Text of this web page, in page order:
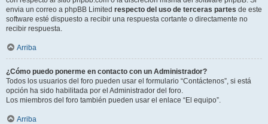
envia un correo a phpBB Limited respecto del uso de terceras partes de este
software esté dispuesto a recibir una respuesta cortante o directamente no
recibir respuesta.
Arriba
¿Cómo puedo ponerme en contacto con un Administrador?
Todos los usuarios del foro pueden usar el formulario “Contáctenos”, si está
opción ha sido habilitada por el Administrador del foro.
Los miembros del foro también pueden usar el enlace “El equipo”.
Arriba